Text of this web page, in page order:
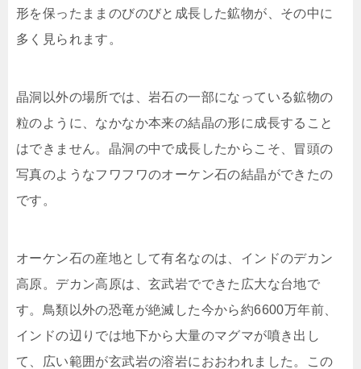
形を保ったままのびのびと成長した鉱物が、その中に
多く見られます。
晶洞以外の場所では、岩石の一部になっている鉱物の
粒のように、なかなか本来の結晶の形に成長すること
はできません。晶洞の中で成長したからこそ、冒頭の
写真のようなフワフワのオーケン石の結晶ができたの
です。
オーケン石の産地として有名なのは、インドのデカン
高原。デカン高原は、玄武岩でできた広大な台地で
す。鳥類以外の恐竜が絶滅した今から約6600万年前、
インドの辺りでは地下から大量のマグマが噴き出し
て、広い範囲が玄武岩の溶岩におおわれました。この